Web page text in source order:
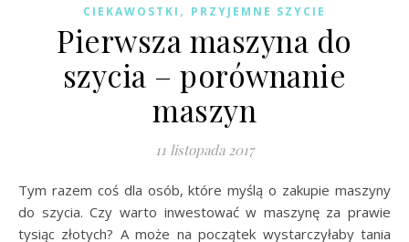
CIEKAWOSTKI , PRZYJEMNE SZYCIE
Pierwsza maszyna do
szycia – porównanie
maszyn
11 listopada 2017
Tym razem coś dla osób, które myślą o zakupie maszyny
do szycia. Czy warto inwestować w maszynę za prawie
tysiąc złotych? A może na początek wystarczyłaby tania